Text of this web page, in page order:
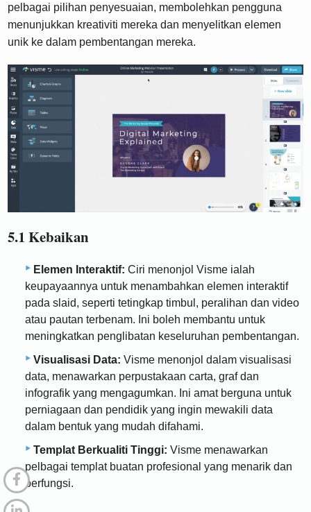
pelbagai pilihan penyesuaian, membolehkan pengguna
menunjukkan kreativiti mereka dan menyelitkan elemen
unik ke dalam pembentangan mereka.
5.1 Kebaikan
Elemen Interaktif: Ciri menonjol Visme ialah
keupayaannya untuk menambahkan elemen interaktif
pada slaid, seperti tetingkap timbul, peralihan dan video
atau pautan terbenam. Ini boleh membantu untuk
meningkatkan penglibatan keseluruhan pembentangan.
Visualisasi Data: Visme menonjol dalam visualisasi
data, menawarkan perpustakaan carta, graf dan
infografik yang mengagumkan. Ini amat berguna untuk
perniagaan dan pendidik yang ingin mewakili data
dalam bentuk yang mudah difahami.
Templat Berkualiti Tinggi: Visme menawarkan
pelbagai templat buatan profesional yang menarik dan
berfungsi.